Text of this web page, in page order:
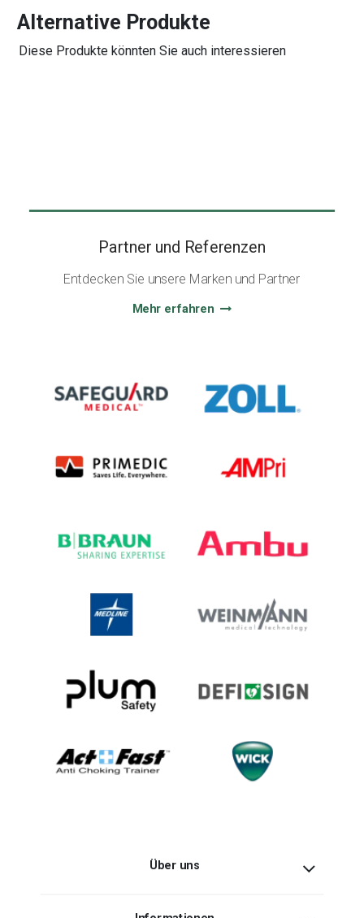
Alternative Produkte
Diese Produkte könnten Sie auch interessieren
Partner und Referenzen
Entdecken Sie unsere Marken und Partner
Mehr erfahren
Über uns